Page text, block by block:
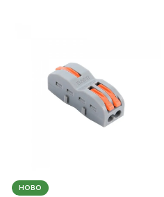
НОВО